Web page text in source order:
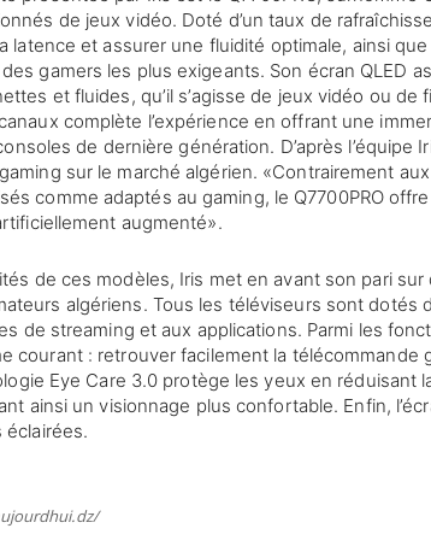
de jeux vidéo. Doté d’un taux de
latence et assurer une fluidité optimale, ainsi
gamers les plus exigeants. Son écran QLED
et fluides, qu’il s’agisse de jeux vidéo ou de
complète l’expérience en offrant une
de dernière génération. D’après l’équipe
sur le marché algérien. «Contrairement
comme adaptés au gaming, le Q7700PRO
augmenté».
de ces modèles, Iris met en avant son pari
algériens. Tous les téléviseurs sont dotés
de streaming et aux applications. Parmi les
courant : retrouver facilement la télécommande
Eye Care 3.0 protège les yeux en réduisant
ainsi un visionnage plus confortable. Enfin,